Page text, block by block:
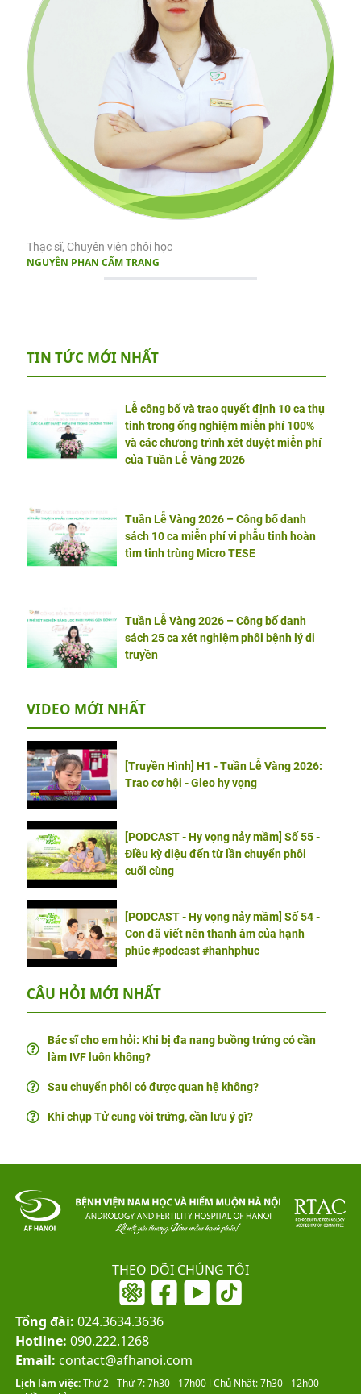
Thạc sĩ, Chuyên viên phôi học
NGUYỄN PHAN CẨM TRANG
TIN TỨC MỚI NHẤT
Lễ công bố và trao quyết định 10 ca thụ
tinh trong ống nghiệm miễn phí 100%
và các chương trình xét duyệt miễn phí
của Tuần Lễ Vàng 2026
Tuần Lễ Vàng 2026 – Công bố danh
sách 10 ca miễn phí vi phẫu tinh hoàn
tìm tinh trùng Micro TESE
Tuần Lễ Vàng 2026 – Công bố danh
sách 25 ca xét nghiệm phôi bệnh lý di
truyền
VIDEO MỚI NHẤT
[Truyền Hình] H1 - Tuần Lễ Vàng 2026:
Trao cơ hội - Gieo hy vọng
[PODCAST - Hy vọng nảy mầm] Số 55 -
Điều kỳ diệu đến từ lần chuyển phôi
cuối cùng
[PODCAST - Hy vọng nảy mầm] Số 54 -
Con đã viết nên thanh âm của hạnh
phúc #podcast #hanhphuc
CÂU HỎI MỚI NHẤT
Bác sĩ cho em hỏi: Khi bị đa nang buồng trứng có cần
làm IVF luôn không?
Sau chuyển phôi có được quan hệ không?
Khi chụp Tử cung vòi trứng, cần lưu ý gì?
THEO DÕI CHÚNG TÔI
Tổng đài: 024.3634.3636
Hotline: 090.222.1268
Email: contact@afhanoi.com
Lịch làm việc:Thứ 2 - Thứ 7: 7h30 - 17h00 l Chủ Nhật: 7h30 - 12h00